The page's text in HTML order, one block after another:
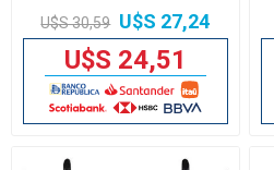
U$S 30,59 U$S 27,24
U$S 24,51